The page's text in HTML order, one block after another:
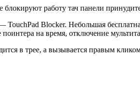
блокируют работу тач панели
Blocker. Небольшая
на время, отключение
в трее, а вызывается правым